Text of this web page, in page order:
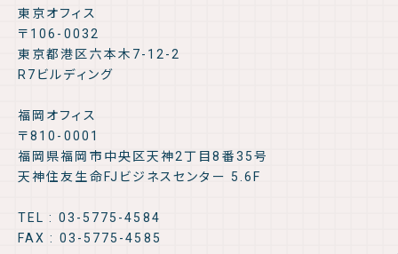
東京オフィス
〒106-0032
東京都港区六本木7-12-2
R7ビルディング
福岡オフィス
〒810-0001
福岡県福岡市中央区天神2丁目8番35号
天神住友生命FJビジネスセンター 5.6F
TEL : 03-5775-4584
FAX : 03-5775-4585